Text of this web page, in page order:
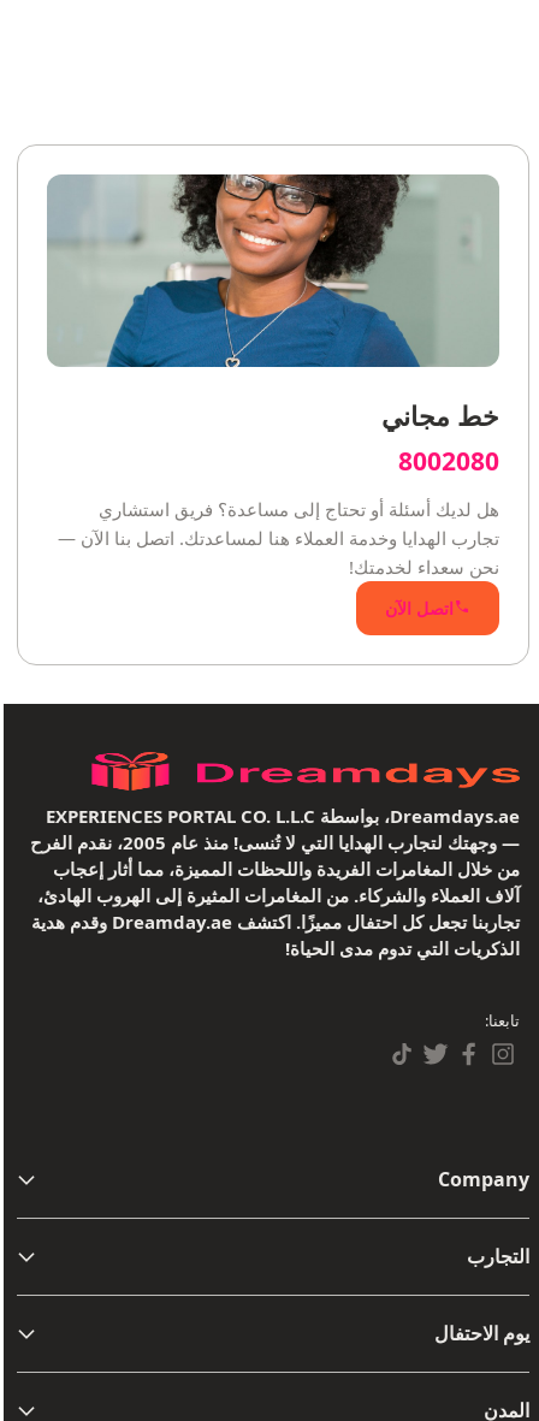
خط مجاني
8002080
هل لديك أسئلة أو تحتاج إلى مساعدة؟ فريق استشاري
تجارب الهدايا وخدمة العملاء هنا لمساعدتك. اتصل بنا الآن —
نحن سعداء لخدمتك!
اتصل الآن
Dreamdays.ae، بواسطة EXPERIENCES PORTAL CO. L.L.C
— وجهتك لتجارب الهدايا التي لا تُنسى! منذ عام 2005، نقدم الفرح
من خلال المغامرات الفريدة واللحظات المميزة، مما أثار إعجاب
آلاف العملاء والشركاء. من المغامرات المثيرة إلى الهروب الهادئ،
تجاربنا تجعل كل احتفال مميزًا. اكتشف Dreamday.ae وقدم هدية
الذكريات التي تدوم مدى الحياة!
تابعنا:
Company
الشروط والأحكام
سياسات الاسترجاع
التجارب
تجارب السبا النهائية
يوم الاحتفال
المدن